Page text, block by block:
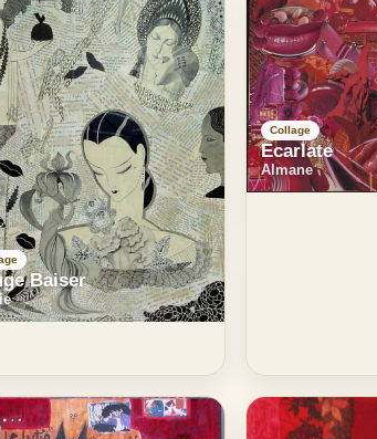
Baiser
Collage
Ecarlate
Almane